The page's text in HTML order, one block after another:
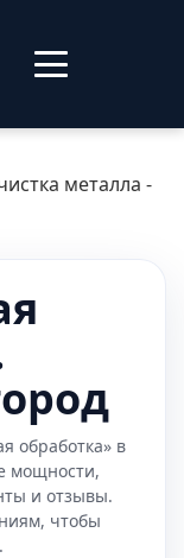
металла -
обработка» в
мощности,
и отзывы.
чтобы